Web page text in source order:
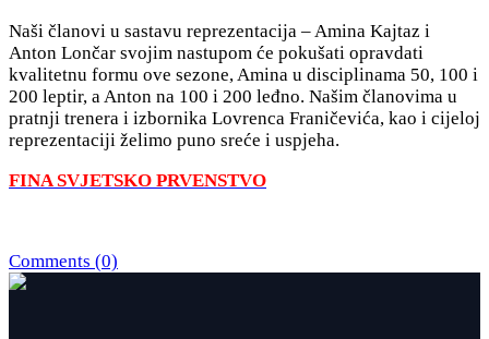
Naši članovi u sastavu reprezentacija – Amina Kajtaz i
Anton Lončar svojim nastupom će pokušati opravdati
kvalitetnu formu ove sezone, Amina u disciplinama 50, 100 i
200 leptir, a Anton na 100 i 200 leđno. Našim članovima u
pratnji trenera i izbornika Lovrenca Franičevića, kao i cijeloj
reprezentaciji želimo puno sreće i uspjeha.
FINA SVJETSKO PRVENSTVO
Comments (0)